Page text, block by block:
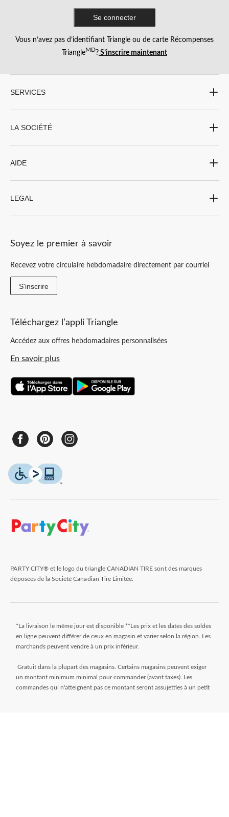
Se connecter
Vous n’avez pas d’identifiant Triangle ou de carte Récompenses
TriangleMD? S’inscrire maintenant
SERVICES
LA SOCIÉTÉ
AIDE
LEGAL
Soyez le premier à savoir
Recevez votre circulaire hebdomadaire directement par courriel
S'inscrire
Téléchargez l’appli Triangle
Accédez aux offres hebdomadaires personnalisées
En savoir plus
PARTY CITY® et le logo du triangle CANADIAN TIRE sont des marques
déposées de la Société Canadian Tire Limitée.
*La livraison le même jour est disponible **Les prix et les dates des soldes
en ligne peuvent différer de ceux en magasin et varier selon la région. Les
marchands peuvent vendre à un prix inférieur.
Gratuit dans la plupart des magasins. Certains magasins peuvent exiger
un montant minimum minimal pour commander (avant taxes). Les
commandes qui n'atteignent pas ce montant seront assujetties à un petit